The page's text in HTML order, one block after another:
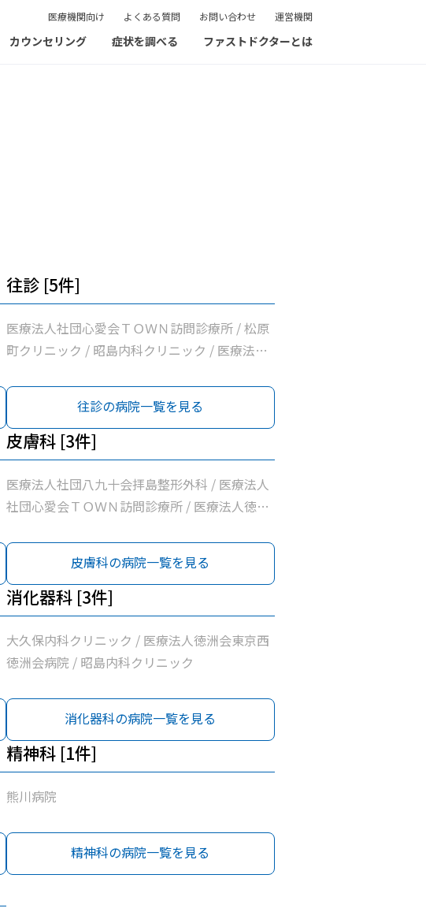
医療機関向け よくある質問 お問い合わせ 運営機関
カウンセリング 症状を調べる ファストドクターとは
往診 [5件]
医療法人社団心愛会ＴＯＷＮ訪問診療所 / 松原
町クリニック / 昭島内科クリニック / 医療法人
往診の病院一覧を見る
皮膚科 [3件]
医療法人社団八九十会拝島整形外科 / 医療法人
社団心愛会ＴＯＷＮ訪問診療所 / 医療法人徳洲
皮膚科の病院一覧を見る
消化器科 [3件]
大久保内科クリニック / 医療法人徳洲会東京西
徳洲会病院 / 昭島内科クリニック
消化器科の病院一覧を見る
精神科 [1件]
熊川病院
精神科の病院一覧を見る